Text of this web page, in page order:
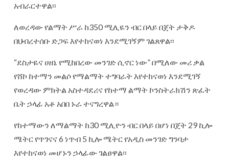
አብራርተዋል፡፡
ለወረዳው የልማት ሥራ ከ350 ሚሊዬን ብር በላይ በጀት ታቅዶ
በህብረተሰቡ ድጋፍ እየተከናወነ እንደሚገኝም ገልጸዋል፡፡
“ደስታዬና ሀዘኔ የሚከበረው መንገድ ሲኖር ነው” በሚለው መሪ ቃል
የሸኮ ከተማን መልሶ የማልማት ተግባራት እየተከናወነ እንደሚገኝ
የወረዳው ምክትል አስተዳደሪና የከተማ ልማት ኮንስትራክሽን ጽፈት
ቤት ኃላፊ አቶ አበበ ኑራ ተናግረዋል።
የከተማውን ለማልማት ከ30 ሚሊዮን ብር በላይ በሆነ በጀት 29 ኪሎ
ሜትር የጥገናና 6 ነጥብ 5 ኪሎ ሜትር የአዲስ መንገድ ግንባታ
እየተከናወነ መሆኑን ኃላፊው ገልፀዋል፡፡